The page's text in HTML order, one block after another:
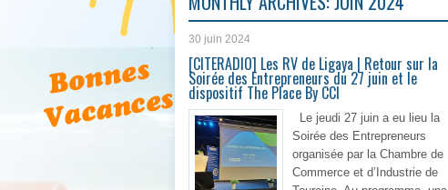
30 juin 2024
[CITERADIO] Les RV de Ligaya | Retour sur la
Soirée des Entrepreneurs du 27 juin et le
dispositif The Place By CCI
Le jeudi 27 juin a eu lieu la
Soirée des Entrepreneurs
organisée par la Chambre de
Commerce et d’Industrie de